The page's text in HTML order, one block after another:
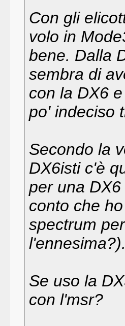
Con gli
volo in
bene. Dalla
sembra di
con la DX6
po' indeciso
Secondo la
DX6isti c'è
per una
conto che
spectrum
Se uso la
con l'msr?